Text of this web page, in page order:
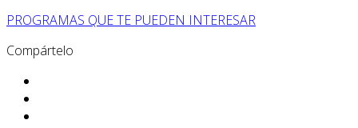
PROGRAMAS QUE TE PUEDEN INTERESAR
Compártelo